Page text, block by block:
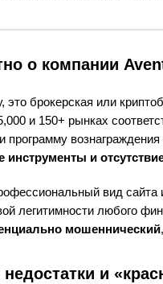
о компании
это брокерская или
и 150+ рынках
программу
инструменты и
вид сайта
легитимности любого
мошеннический
и